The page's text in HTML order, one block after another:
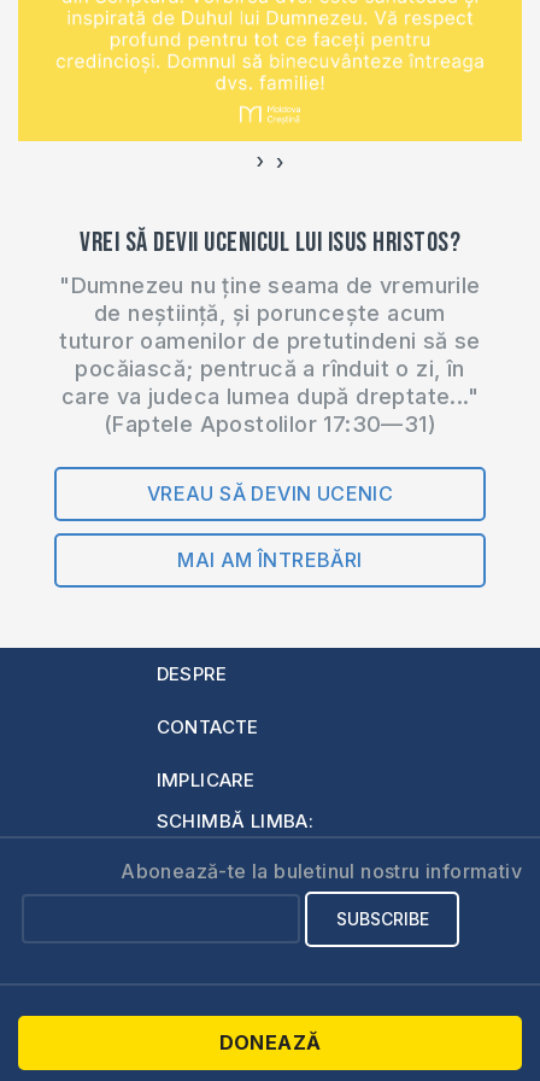
‹ ›
Vrei să devii ucenicul lui Isus Hristos?
"Dumnezeu nu ține seama de vremurile
de neștiință, și poruncește acum
tuturor oamenilor de pretutindeni să se
pocăiască; pentrucă a rînduit o zi, în
care va judeca lumea după dreptate..."
(Faptele Apostolilor 17:30—31)
VREAU SĂ DEVIN UCENIC
MAI AM ÎNTREBĂRI
DESPRE
CONTACTE
IMPLICARE
SCHIMBĂ LIMBA:
Abonează-te la buletinul nostru informativ
DONEAZĂ